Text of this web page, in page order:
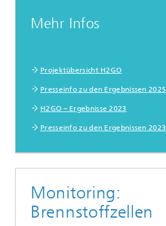
Mehr Infos
Projektübersicht H2GO
Presseinfo zu den Ergebnissen 2025
H2GO – Ergebnisse 2023
Presseinfo zu den Ergebnissen 2023
Monitoring:
Brennstoffzellen